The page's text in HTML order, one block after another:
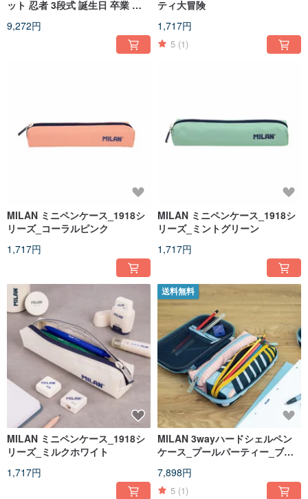
ット 忍者 3段式 誕生日 卒業 ク
9,272円
ティ大冒険
1,717円
5 (1)
MILAN ミニペンケース_1918シ
リーズ_コーラルピンク
1,717円
MILAN ミニペンケース_1918シ
リーズ_ミントグリーン
1,717円
MILAN ミニペンケース_1918シ
リーズ_ミルクホワイト
1,717円
送料無料
MILAN 3wayハードシェルペン
ケース_プールパーティー_ブル
7,898円
5 (1)